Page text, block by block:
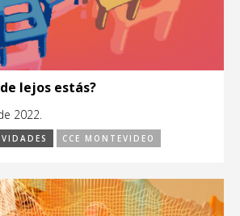
lejos estás?
2022.
CCE MONTEVIDEO